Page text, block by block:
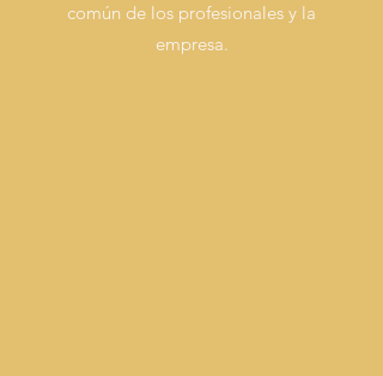
común de los profesionales y la
empresa.